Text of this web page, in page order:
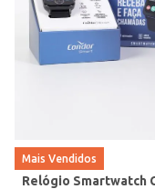
Mais Vendidos